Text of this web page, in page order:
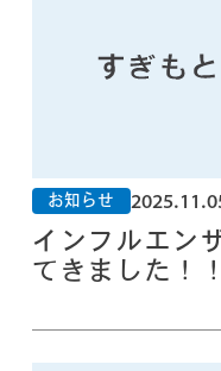
お知らせ
インフルエン
てきました！！